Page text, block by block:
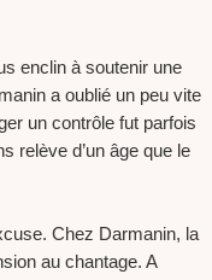
enclin à soutenir une
a oublié un peu vite
un contrôle fut parfois
relève d’un âge que le
Chez Darmanin, la
au chantage. A